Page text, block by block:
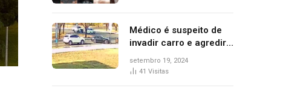
Médico é suspeito de
invadir carro e agredir
delegado aposentado
durante confusão no
setembro 19, 2024
41 Visitas